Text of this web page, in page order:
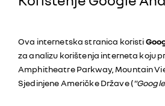
Ova internetska stranica koristi
za analizu korištenja interneta koju
Amphitheatre Parkway, Mountain
Sjedinjene Američke Države (